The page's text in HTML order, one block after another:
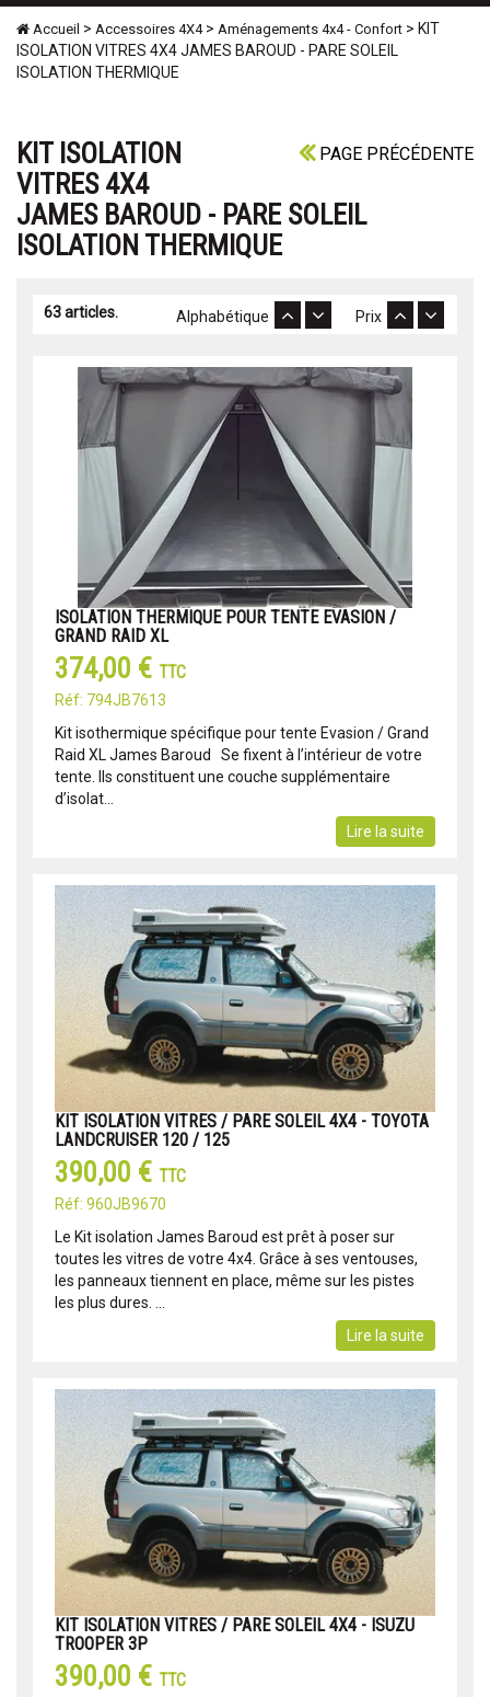
Accueil > Accessoires 4X4> Aménagements 4x4 - Confort > KIT
ISOLATION VITRES 4X4 JAMES BAROUD - PARE SOLEIL
ISOLATION THERMIQUE
PAGE PRÉCÉDENTE
KIT ISOLATION
VITRES 4X4
JAMES BAROUD - PARE SOLEIL
ISOLATION THERMIQUE
63 articles. Prix
Alphabétique
ISOLATION THERMIQUE POUR TENTE EVASION /
GRAND RAID XL
374,00 € TTC
Réf: 794JB7613
Kit isothermique spécifique pour tente Evasion / Grand
Raid XL James Baroud Se fixent à l’intérieur de votre
tente. Ils constituent une couche supplémentaire
d’isolat...
Lire la suite
KIT ISOLATION VITRES / PARE SOLEIL 4X4 - TOYOTA
LANDCRUISER 120 / 125
390,00 € TTC
Réf: 960JB9670
Le Kit isolation James Baroud est prêt à poser sur
toutes les vitres de votre 4x4. Grâce à ses ventouses,
les panneaux tiennent en place, même sur les pistes
les plus dures. ...
Lire la suite
KIT ISOLATION VITRES / PARE SOLEIL 4X4 - ISUZU
TROOPER 3P
390,00 € TTC